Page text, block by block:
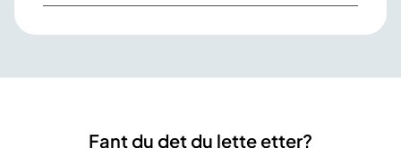
Fant du det du lette etter?